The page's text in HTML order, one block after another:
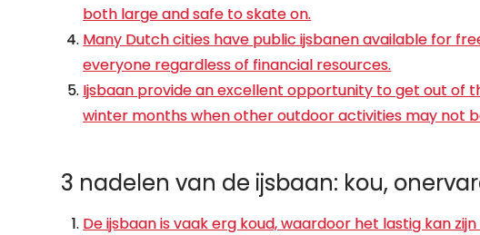
both large and safe to skate on.
Many Dutch cities have public ijsbanen available for
everyone regardless of financial resources.
Ijsbaan provide an excellent opportunity to get out of
winter months when other outdoor activities may not
3 nadelen van de ijsbaan: kou,
De ijsbaan is vaak erg koud, waardoor het lastig kan